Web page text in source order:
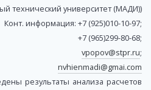
технический университет (МАДИ))
Конт. информация: +7 (925)010-10-97;
+7 (965)299-80-68;
vpopov@stpr.ru;
nvhienmadi@gmai.com
результаты анализа расчетов